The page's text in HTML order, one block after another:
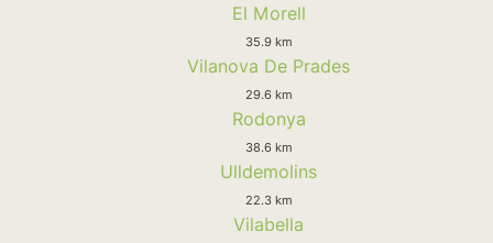
El Morell
35.9 km
Vilanova De Prades
29.6 km
Rodonya
38.6 km
Ulldemolins
22.3 km
Vilabella